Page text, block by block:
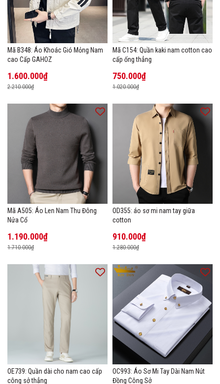
Mã B348: Áo Khoác Gió Mỏng Nam
cao Cấp GAHOZ
1.600.000₫
2.210.000₫
Mã C154: Quần kaki nam cotton cao
cấp ống thẳng
750.000₫
1.020.000₫
Mã A505: Áo Len Nam Thu Đông
Nửa Cổ
1.190.000₫
1.710.000₫
OD355: áo sơ mi nam tay giữa
cotton
910.000₫
1.280.000₫
OE739: Quần dài cho nam cao cấp
công sở thẳng
OC993: Áo Sơ Mi Tay Dài Nam Nút
Đồng Công Sở